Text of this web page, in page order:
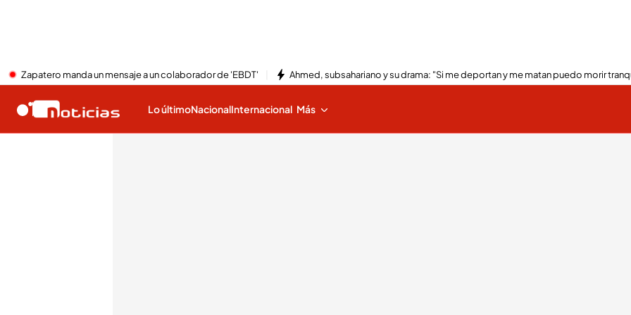
Zapatero manda un mensaje a un colaborador de 'EBDT' Ahmed, subsahariano y su drama: "Si me deportan y me matan puedo morir
Lo últimoNacionalInternacional Más